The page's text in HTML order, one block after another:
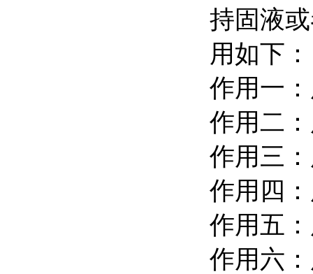
持固液
用如下：
作用一
作用二
作用
作用四
作用
作用六